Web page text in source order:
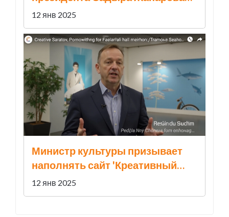
жителям Кыргызстана
12 янв 2025
Министр культуры призывает
наполнять сайт 'Креативный
Саратов' новыми проектами
12 янв 2025